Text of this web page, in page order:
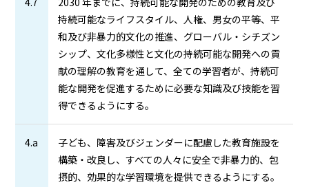
持続可能なライフスタイル、人権、男女の平等、平
和及び非暴力的文化の推進、グローバル・シチズン
シップ、文化多様性と文化の持続可能な開発への貢
献の理解の教育を通して、全ての学習者が、持続可
能な開発を促進するために必要な知識及び技能を習
得できるようにする。
4.a
子ども、障害及びジェンダーに配慮した教育施設を
構築・改良し、すべての人々に安全で非暴力的、包
摂的、効果的な学習環境を提供できるようにする。